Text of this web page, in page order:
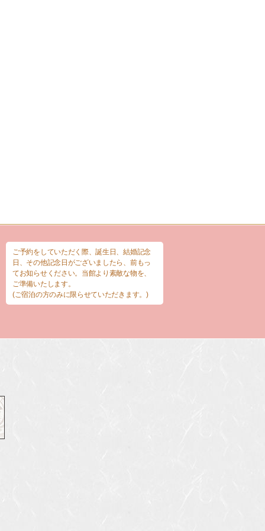
ご予約をしていただく際、誕生日、結婚記念
日、その他記念日がございましたら、前もっ
てお知らせください。当館より素敵な物を、
ご準備いたします。
(ご宿泊の方のみに限らせていただきます。)